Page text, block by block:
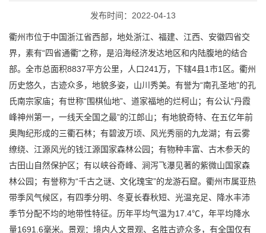
发布时间：2022-04-13
衢州市位于中国浙江省西部，地处浙江、福建、江西、安徽四省交
界，素有“四省通衢”之称，是沿海经济发达地区和内陆腹地的结合
部。全市总面积8837平方公里，人口241万，下辖4县1市1区。衢州
历史悠久，古迹众多，地貌多姿，山川秀美。有誉为“南孔圣地”的孔
氏南宗家庙；有世称“围棋仙地”、道家福地的烂柯山；有公认“丹霞
峰神州第一，一线天全国之最”的江郎山；有地貌奇特、在五亿年前
奥陶纪形成的三衢石林；有碧波万顷、风光秀丽的九龙湖；有云雾
缭绕、江源风光的钱江源国家森林公园；有物种丰富、古木参天的
古田山自然保护区；有以峡谷奇峰、涧泻飞瀑见著的紫微山国家森
林公园；有誉称为“千古之谜、文化瑰宝”的龙游石窟。衢州市属亚热
带季风气候区，有四季分明、冬夏长春秋短、光温充足、降水丰沛
季节分配不均的地带性特征。历年平均气温为17.4℃，年平均降水
量1691.6毫米。景观：境内人文景观、名胜古迹众多，有全国仅有